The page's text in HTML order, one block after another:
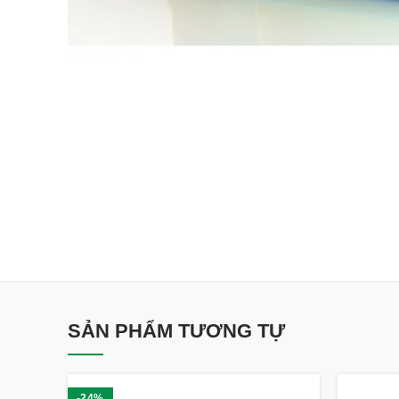
SẢN PHẨM TƯƠNG TỰ